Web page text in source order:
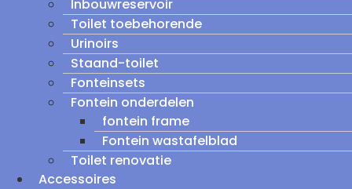
Inbouwreservoir
Toilet toebehorende
Urinoirs
Staand-toilet
Fonteinsets
Fontein onderdelen
fontein frame
Fontein wastafelblad
Toilet renovatie
Accessoires